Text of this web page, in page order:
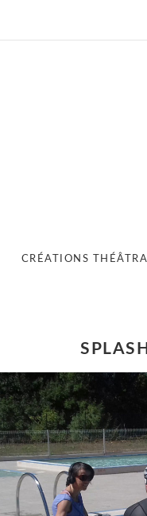
CRÉATIONS
SPLASH